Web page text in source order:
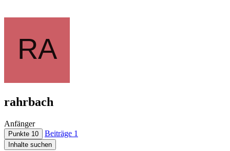
rahrbach
Anfänger
Punkte 10 Beiträge 1
Inhalte suchen